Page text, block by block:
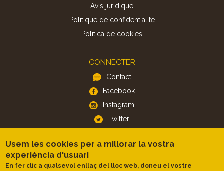
Avis juridique
Politique de confidentialité
Politica de cookies
CONNECTER
Contact
Facebook
Instagram
Twitter
APP
iOS
Usem les cookies per a millorar la vostra
experiència d'usuari
En fer clic a qualsevol enllaç del lloc web, doneu el vostre